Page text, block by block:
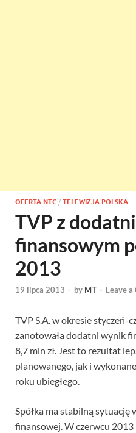
OFERTA NTC / TELEWIZJA POLSKA
TVP z
finansowym
2013
19 lipca 2013 - by MT - Leave a
TVP S.A. w okresie styczeń-
zanotowała dodatni wynik
8,7 mln zł. Jest to rezultat
planowanego, jak i
roku ubiegłego.
Spółka ma stabilną sytuację
finansowej. W czerwcu